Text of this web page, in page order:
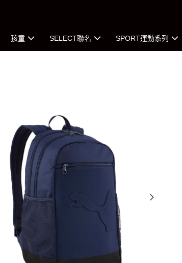
孩童 SELECT聯名 SPORT運動系列